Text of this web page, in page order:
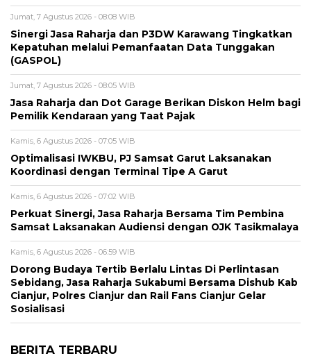
Jumat, 7 Agustus 2026 - 08:08 WIB
Sinergi Jasa Raharja dan P3DW Karawang Tingkatkan
Kepatuhan melalui Pemanfaatan Data Tunggakan
(GASPOL)
Jumat, 7 Agustus 2026 - 08:05 WIB
Jasa Raharja dan Dot Garage Berikan Diskon Helm bagi
Pemilik Kendaraan yang Taat Pajak
Kamis, 6 Agustus 2026 - 07:05 WIB
Optimalisasi IWKBU, PJ Samsat Garut Laksanakan
Koordinasi dengan Terminal Tipe A Garut
Kamis, 6 Agustus 2026 - 07:02 WIB
Perkuat Sinergi, Jasa Raharja Bersama Tim Pembina
Samsat Laksanakan Audiensi dengan OJK Tasikmalaya
Kamis, 6 Agustus 2026 - 06:59 WIB
Dorong Budaya Tertib Berlalu Lintas Di Perlintasan
Sebidang, Jasa Raharja Sukabumi Bersama Dishub Kab
Cianjur, Polres Cianjur dan Rail Fans Cianjur Gelar
Sosialisasi
BERITA TERBARU